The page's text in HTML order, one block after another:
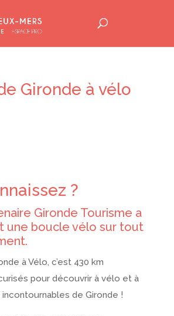
Gironde à vélo
?
Gironde Tourisme a
une boucle vélo sur tout
à Vélo, c’est 430 km
pour découvrir à vélo et à
de Gironde !